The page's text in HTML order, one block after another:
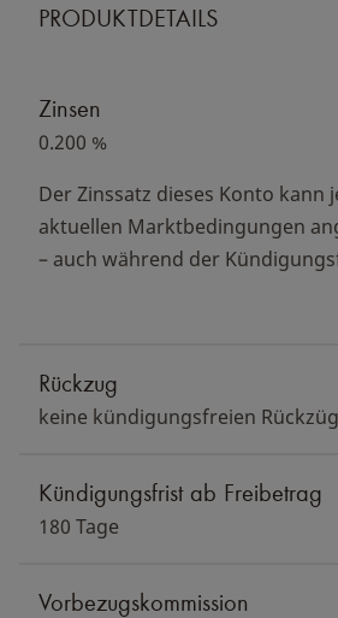
PRODUKTDETAILS
Zinsen
0.200 %
Der Zinssatz dieses Konto kann
aktuellen Marktbedingungen
– auch während der
Rückzug
keine kündigungsfreien
Kündigungsfrist ab Freibetrag
180 Tage
Vorbezugskommission